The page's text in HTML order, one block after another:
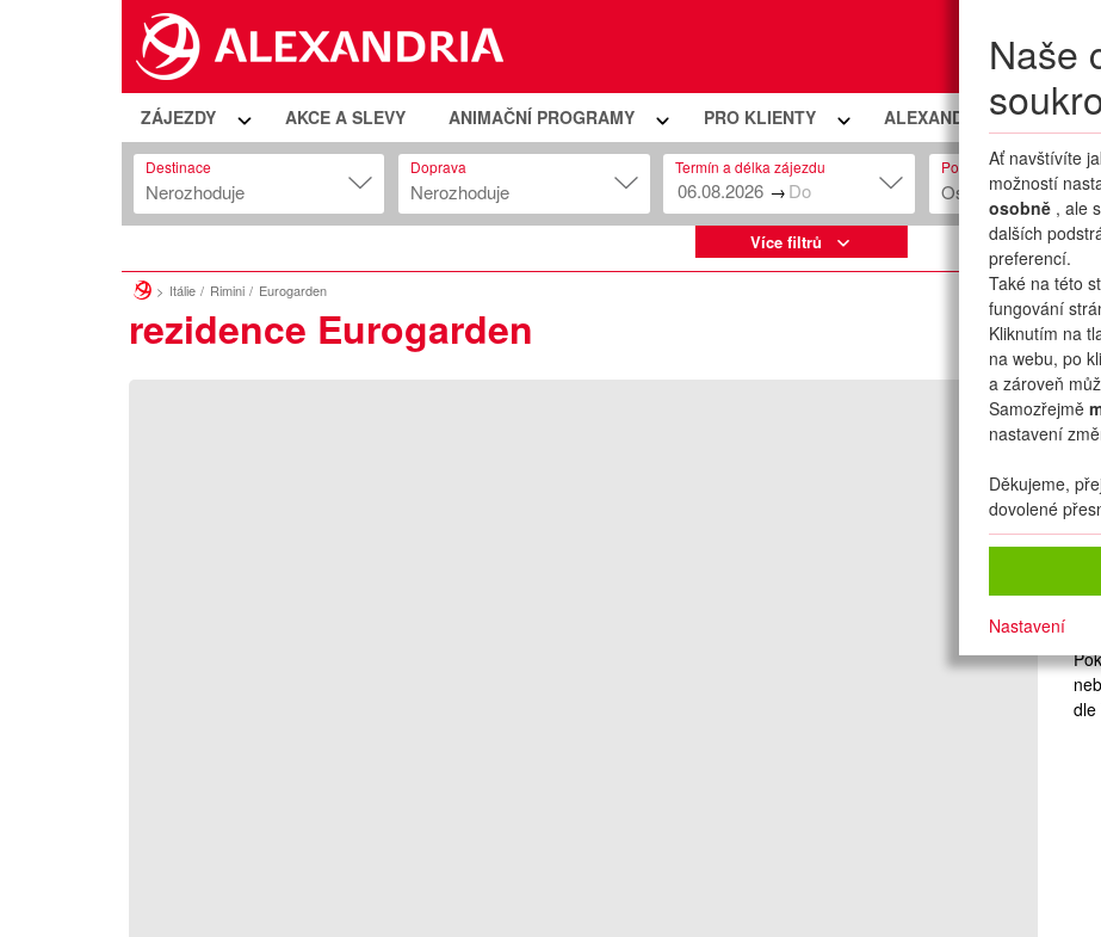
Moje
Naše
Ať navštívíte
možností
osobně , ale
dalších
preferencí.
Také na této
fungování
Kliknutím na
na webu, po
a zároveň
Samozřejmě
nastavení
Děkujeme,
dovolené
Nastavení
ZÁJEZDY AKCE A SLEVY ANIMAČNÍ PROGRAMY PRO KLIENTY ALEXANDRIA PREMIUM
Destinace
Nerozhoduje
Doprava
Nerozhoduje
Termín a délka zájezdu
→
Počet osob
Osob: 2 + 0
Více filtrů
Itálie Rimini Eurogarden
rezidence Eurogarden
2
dle